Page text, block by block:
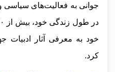
جوانی به فعالیت‌های سیاسی
خود به معرفی آثار ادبیات
کرد.